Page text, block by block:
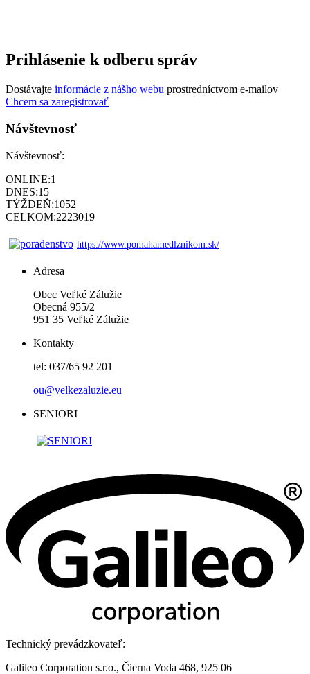
Prihlásenie k odberu správ
Dostávajte informácie z nášho webu prostredníctvom e-mailov
Chcem sa zaregistrovať
Návštevnosť
Návštevnosť:
ONLINE:1
DNES:15
TÝŽDEŇ:1052
CELKOM:2223019
https://www.pomahamedlznikom.sk/
Adresa
Obec Veľké Zálužie
Obecná 955/2
951 35 Veľké Zálužie
Kontakty
tel: 037/65 92 201
ou@velkezaluzie.eu
SENIORI
Technický prevádzkovateľ:
Galileo Corporation s.r.o., Čierna Voda 468, 925 06